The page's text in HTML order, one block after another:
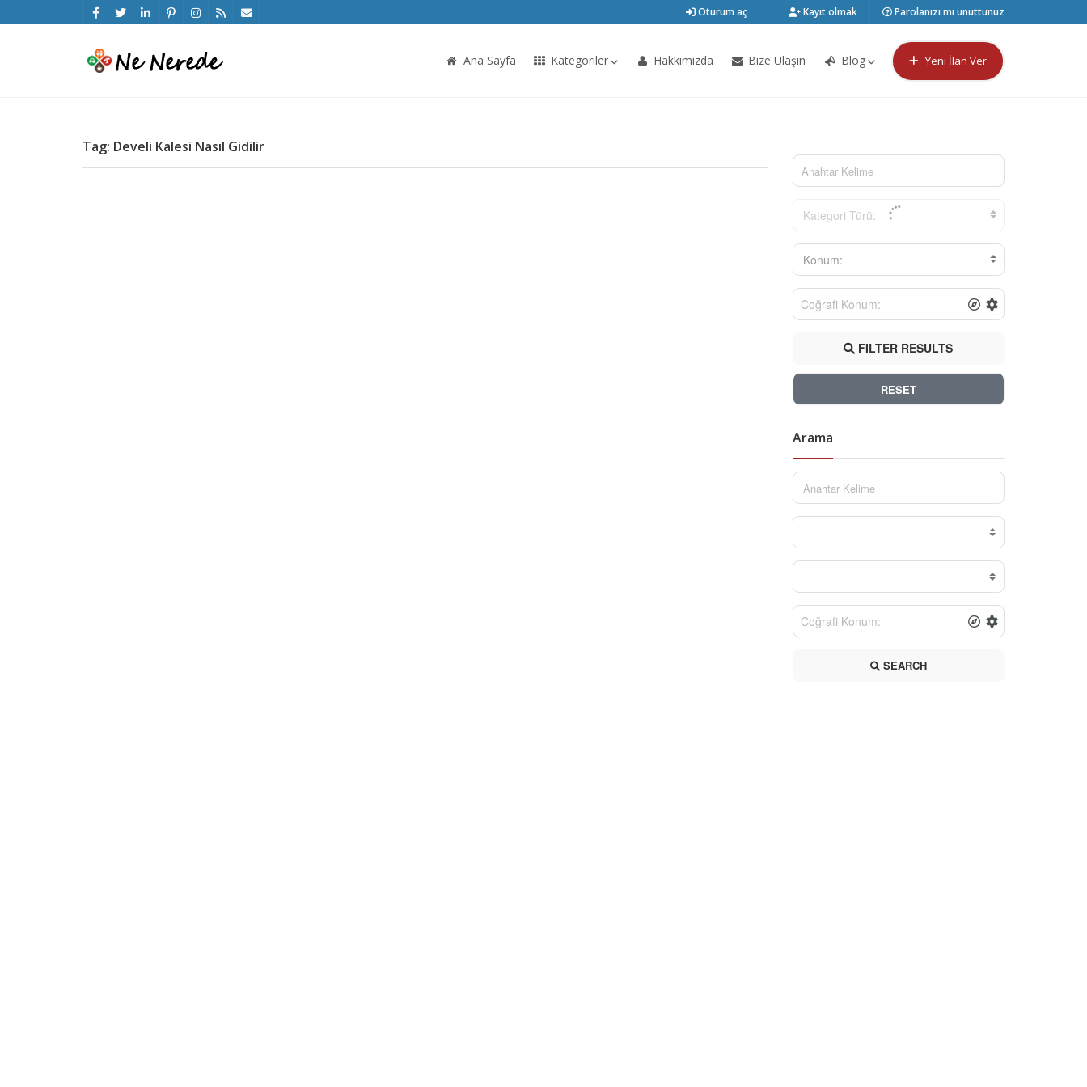
Oturum aç Kayıt olmak Parolanızı mı unuttunuz
Ana Sayfa Kategoriler Hakkımızda Bize Ulaşın Blog Yeni İlan Ver
Tag: Develi Kalesi Nasıl Gidilir
Kategori Türü:
Konum:
FILTER RESULTS
RESET
Arama
SEARCH